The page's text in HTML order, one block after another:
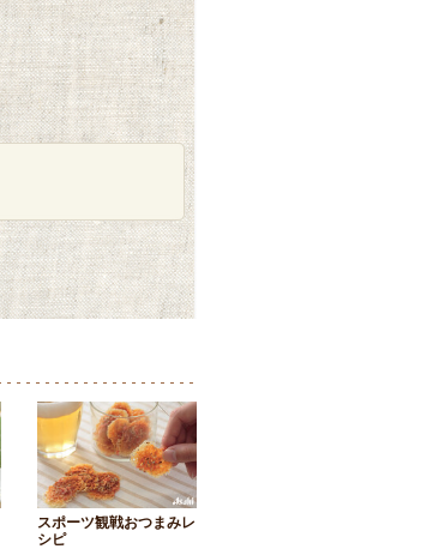
スポーツ観戦おつまみレ
シピ